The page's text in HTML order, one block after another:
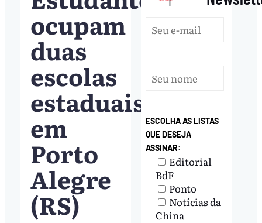
ocupam
duas
escolas
estaduais
em
Porto
Alegre
(RS)
ESCOLHA AS LISTAS
QUE DESEJA
ASSINAR:
Editorial
BdF
Ponto
Notícias da
China